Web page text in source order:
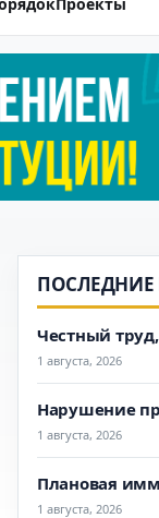
Честный
1 августа, 2026
Нарушение
1 августа, 2026
Плановая
1 августа, 2026